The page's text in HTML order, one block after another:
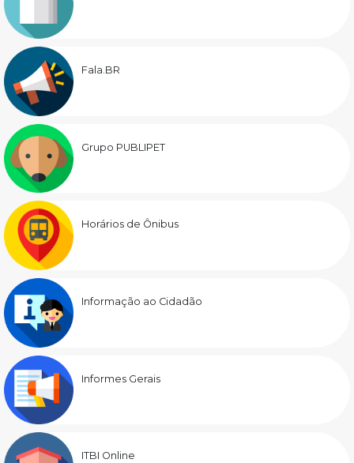
Fala.BR
Grupo PUBLIPET
Horários de Ônibus
Informação ao Cidadão
Informes Gerais
ITBI Online